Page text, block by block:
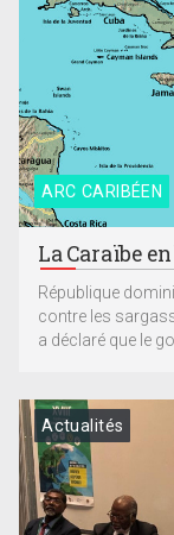
ARC CARIBÉEN
La Caraïbe
République
contre les
a déclaré que le
Actualités